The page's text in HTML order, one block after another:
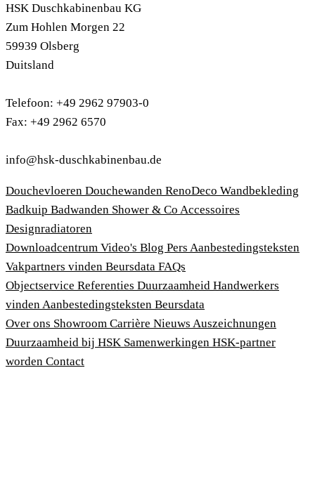
HSK Duschkabinenbau KG
Zum Hohlen Morgen 22
59939 Olsberg
Duitsland
Telefoon: +49 2962 97903-0
Fax: +49 2962 6570
info@hsk-duschkabinenbau.de
Douchevloeren Douchewanden RenoDeco Wandbekleding
Badkuip Badwanden Shower & Co Accessoires
Designradiatoren
Downloadcentrum Video's Blog Pers Aanbestedingsteksten
Vakpartners vinden Beursdata FAQs
Objectservice Referenties Duurzaamheid Handwerkers
vinden Aanbestedingsteksten Beursdata
Over ons Showroom Carrière Nieuws Auszeichnungen
Duurzaamheid bij HSK Samenwerkingen HSK-partner
worden Contact